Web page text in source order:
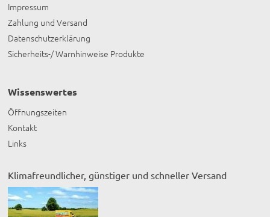
Impressum
Zahlung und Versand
Datenschutzerklärung
Sicherheits-/ Warnhinweise Produkte
Wissenswertes
Öffnungszeiten
Kontakt
Links
Klimafreundlicher, günstiger und schneller Versand